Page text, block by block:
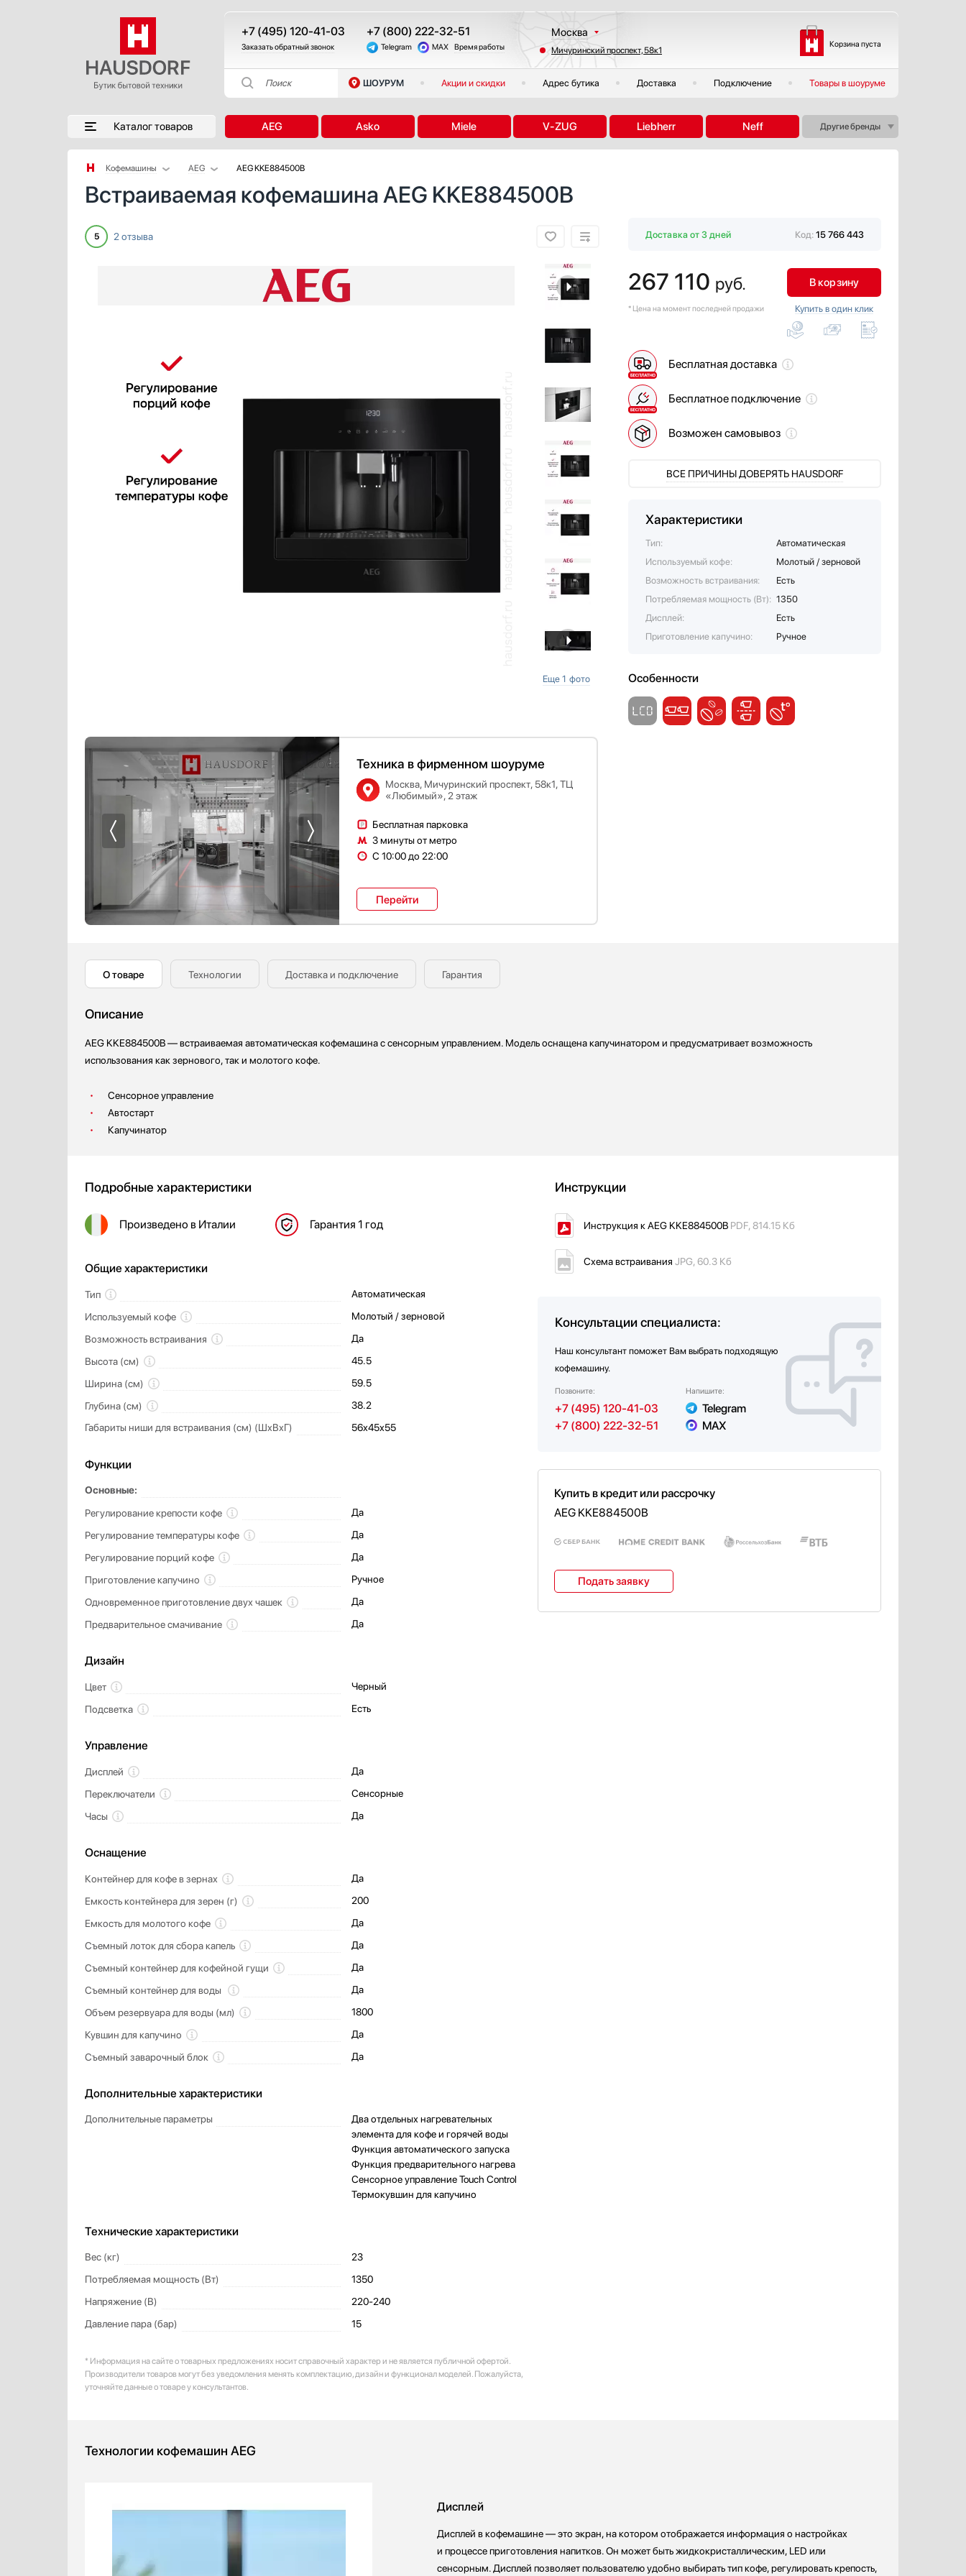
+7 (495) 120-41-03
Заказать обратный звонок
+7 (800) 222-32-51
Telegram MAX Время работы
Москва
Санкт-Петербург
Казань
Екатеринбург
Другие регионы
Мичуринский проспект, 58к1
Корзина пуста
Поиск ШОУРУМ Акции и скидки Адрес бутика Доставка Подключение Товары в шоуруме
Каталог товаров AEG Asko Miele V-ZUG Liebherr Neff Другие бренды
Кофемашины
Аксессуары
Аксессуары и принадлежности
Вафельницы
Вентиляторы
Весы
Водонагреватели
Вспениватели молока
Вытяжки
Мойки
Мультиварки
Мясорубки
Обогреватели
Очистители воздуха
Пароварки
Паровые шкафы для одежды
Парогенераторы
Подогреватели
Посуда
Проф. аксессуары
Профессиональные ледогенераторы
Пылесосы
Сушильные машины
Холодильники
Хьюмидоры
AEG
Asko
Graude
Hyundai
Kaiser
KitchenAid
V-ZUG
VARD
Wolf
Zigmund Shtain
AEG KKE884500B
Встраиваемая кофемашина AEG KKE884500B
5 2 отзыва
Еще 1 фото
Техника в фирменном шоуруме
Москва, Мичуринский проспект, 58к1, ТЦ
«Любимый», 2 этаж
Бесплатная парковка
3 минуты от метро
С 10:00 до 22:00
Перейти
Доставка от 3 дней Код: 15 766 443
267 110 руб. В корзину
* Цена на момент последней продажи Купить в один клик
Бесплатная доставка
Бесплатное подключение
Возможен самовывоз
ВСЕ ПРИЧИНЫ ДОВЕРЯТЬ HAUSDORF
Характеристики
Тип:
Автоматическая
Используемый кофе:
Молотый / зерновой
Возможность встраивания:
Есть
Потребляемая мощность (Вт): 1350
Дисплей:
Есть
Приготовление капучино:
Ручное
Особенности
О товаре Технологии Доставка и подключение Гарантия
Описание
AEG KKE884500B — встраиваемая автоматическая кофемашина с сенсорным управлением. Модель оснащена капучинатором и предусматривает возможность
использования как зернового, так и молотого кофе.
Сенсорное управление
Автостарт
Капучинатор
Подробные характеристики
Произведено в Италии Гарантия 1 год
Общие характеристики
Тип
Автоматическая
Используемый кофе
Молотый / зерновой
Возможность встраивания
Да
Высота (см)
45.5
Ширина (см)
59.5
Глубина (см)
38.2
Габариты ниши для встраивания (см) (ШхВхГ)
56х45х55
Функции
Основные:
Регулирование крепости кофе
Да
Регулирование температуры кофе
Да
Регулирование порций кофе
Да
Приготовление капучино
Ручное
Одновременное приготовление двух чашек
Да
Предварительное смачивание
Да
Дизайн
Цвет
Черный
Подсветка
Есть
Управление
Дисплей
Да
Переключатели
Сенсорные
Часы
Да
Оснащение
Контейнер для кофе в зернах
Да
Емкость контейнера для зерен (г)
200
Емкость для молотого кофе
Да
Съемный лоток для сбора капель
Да
Съемный контейнер для кофейной гущи
Да
Съемный контейнер для воды
Да
Объем резервуара для воды (мл)
1800
Кувшин для капучино
Да
Съемный заварочный блок
Да
Дополнительные характеристики
Дополнительные параметры
Два отдельных нагревательных
элемента для кофе и горячей воды
Функция автоматического запуска
Функция предварительного нагрева
Сенсорное управление Touch Control
Термокувшин для капучино
Технические характеристики
Вес (кг)
23
Потребляемая мощность (Вт)
1350
Напряжение (В)
220-240
Давление пара (бар)
15
* Информация на сайте о товарных предложениях носит справочный характер и не является публичной офертой.
Производители товаров могут без уведомления менять комплектацию, дизайн и функционал моделей. Пожалуйста,
уточняйте данные о товаре у консультантов.
Инструкции
Инструкция к AEG KKE884500B PDF, 814.15 Кб
Схема встраиванияJPG, 60.3 Кб
Консультации специалиста:
Наш консультант поможет Вам выбрать подходящую
кофемашину.
Позвоните:
+7 (495) 120-41-03
+7 (800) 222-32-51
Напишите:
Telegram
MAX
Купить в кредит или рассрочку
AEG KKE884500B
Подать заявку
Технологии кофемашин AEG
Дисплей
Дисплей в кофемашине — это экран, на котором отображается информация о настройках
и процессе приготовления напитков. Он может быть жидкокристаллическим, LED или
сенсорным. Дисплей позволяет пользователю удобно выбирать тип кофе, регулировать крепость,